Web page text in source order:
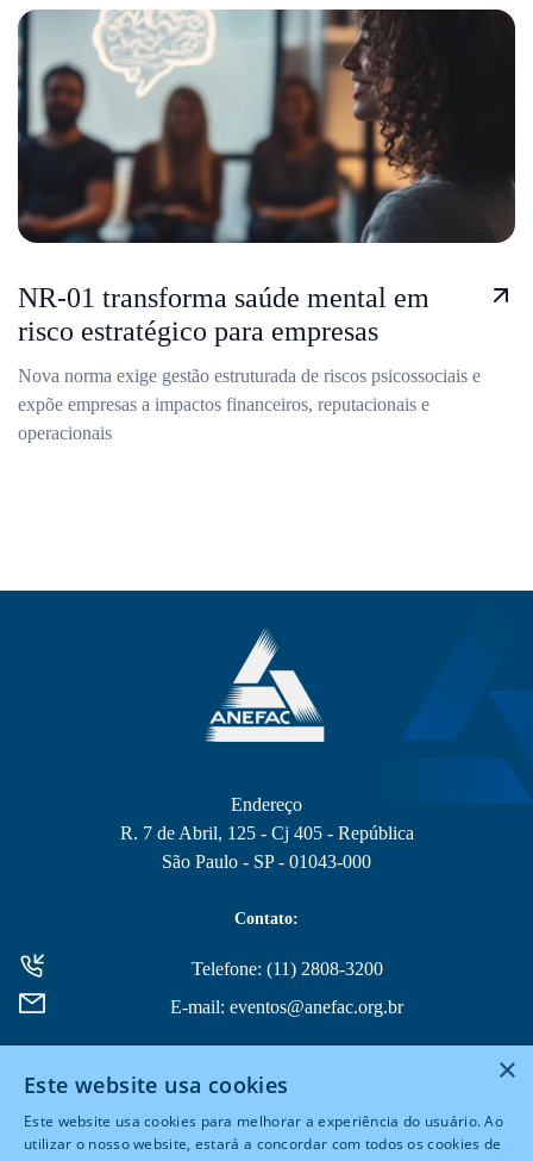
NR-01 transforma saúde mental em
risco estratégico para empresas
Nova norma exige gestão estruturada de riscos psicossociais e
expõe empresas a impactos financeiros, reputacionais e
operacionais
Endereço
R. 7 de Abril, 125 - Cj 405 - República
São Paulo - SP - 01043-000
Contato:
Telefone: (11) 2808-3200
E-mail: eventos@anefac.org.br
×
Este website usa cookies
Este website usa cookies para melhorar a experiência do usuário. Ao
utilizar o nosso website, estará a concordar com todos os cookies de